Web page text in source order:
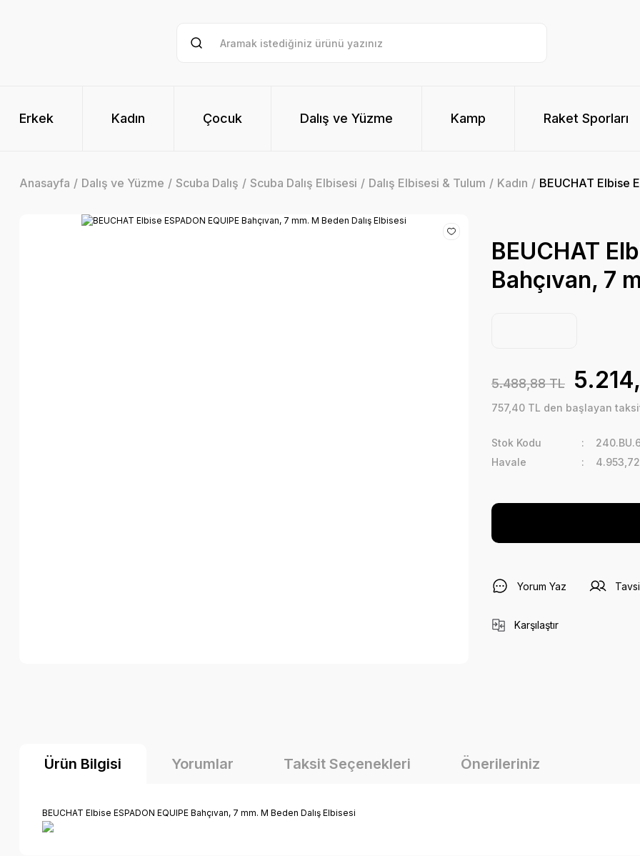
Erkek Kadın Çocuk Dalış ve Yüzme Kamp Raket Sporları
Anasayfa Dalış ve Yüzme Scuba Dalış Scuba Dalış Elbisesi Dalış Elbisesi & Tulum Kadın BEUCHAT Elbise
BEUCHAT
Bahçıvan, 7
5.488,88 TL
757,40 TL den başlayan
Stok Kodu
Havale
Yorum Yaz
Karşılaştır
Ürün Bilgisi Yorumlar Taksit Seçenekleri Önerileriniz
BEUCHAT Elbise ESPADON EQUIPE Bahçıvan, 7 mm. M Beden Dalış Elbisesi